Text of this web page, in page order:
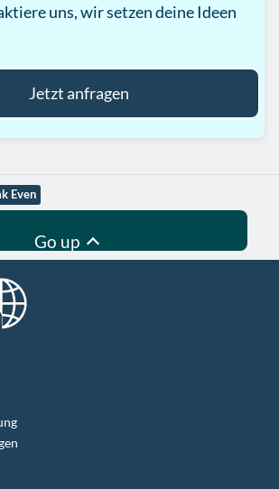
uns, wir setzen deine Ideen
Jetzt anfragen
Even
Go up